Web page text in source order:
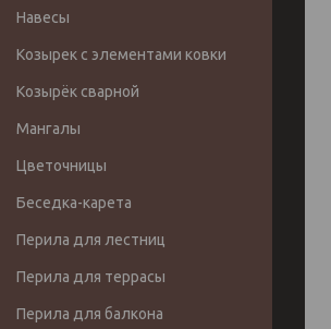
Навесы
Козырек с элементами ковки
Козырёк сварной
Мангалы
Цветочницы
Беседка-карета
Перила для лестниц
Перила для террасы
Перила для балкона